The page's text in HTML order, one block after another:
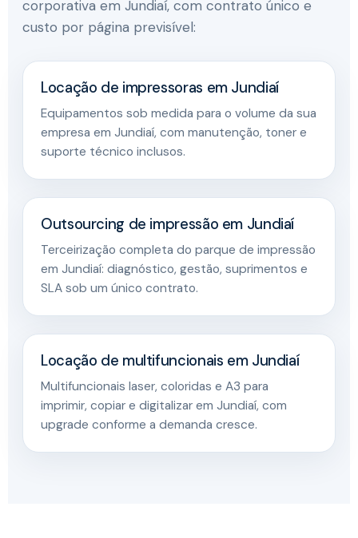
corporativa em Jundiaí, com contrato único e
custo por página previsível:
Locação de impressoras em Jundiaí
Equipamentos sob medida para o volume da sua
empresa em Jundiaí, com manutenção, toner e
suporte técnico inclusos.
Outsourcing de impressão em Jundiaí
Terceirização completa do parque de impressão
em Jundiaí: diagnóstico, gestão, suprimentos e
SLA sob um único contrato.
Locação de multifuncionais em Jundiaí
Multifuncionais laser, coloridas e A3 para
imprimir, copiar e digitalizar em Jundiaí, com
upgrade conforme a demanda cresce.